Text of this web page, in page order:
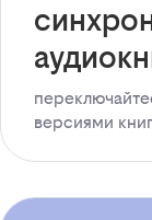
версиями